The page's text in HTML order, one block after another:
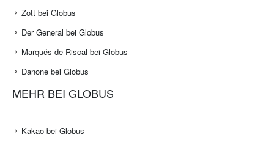
Zott bei Globus
Der General bei Globus
Marqués de Riscal bei Globus
Danone bei Globus
MEHR BEI GLOBUS
Kakao bei Globus